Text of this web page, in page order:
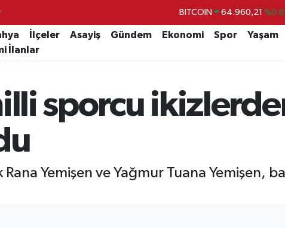
BITCOIN 64.960,21
DOLAR 47,7436
GRAM ALTIN 6660.55
İlçeler Asayiş Gündem Ekonomi Spor Yaşam
İlanlar
sporcu
Rana Yemişen ve Yağmur Tuana Yemişen,